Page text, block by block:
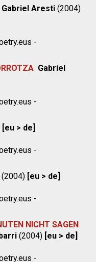
Gabriel Aresti (2004)
-
Gabriel
-
[eu > de]
-
(2004) [eu > de]
-
NICHT SAGEN
(2004) [eu > de]
-